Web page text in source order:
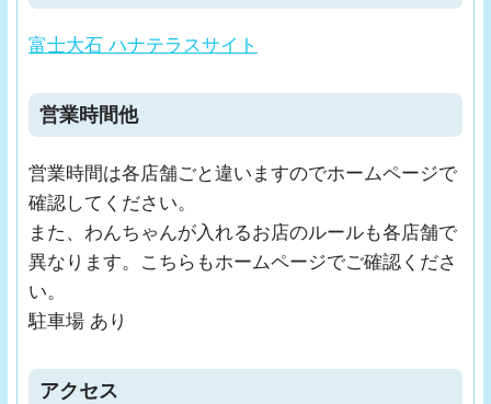
富士大石 ハナテラスサイト
営業時間他
営業時間は各店舗ごと違いますのでホームページで
確認してください。
また、わんちゃんが入れるお店のルールも各店舗で
異なります。こちらもホームページでご確認くださ
い。
駐車場 あり
アクセス